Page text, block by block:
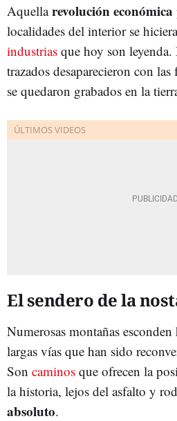
Aquellarevolución económica
localidades del interior se
industrias que hoy son leyenda.
trazados desaparecieron con
se quedaron grabados en la
El sendero de la
Numerosas montañas
largas vías que han sido
Son caminos que ofrecen la
la historia, lejos del asfalto y
absoluto.